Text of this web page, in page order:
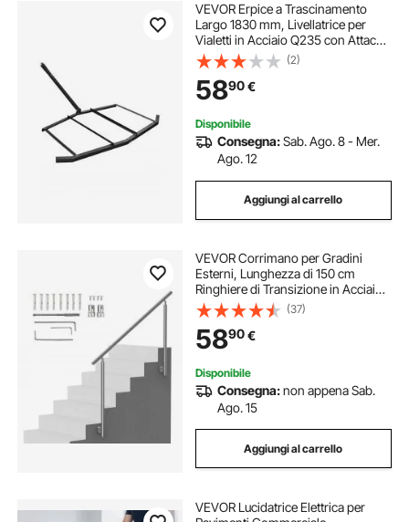
VEVOR Erpice a Trascinamento
Largo 1830 mm, Livellatrice per
Vialetti in Acciaio Q235 con Attacco
a Perno, Livellatrice per Vialetti in
Ghiaia per Trattori da Vialetto ATV,
UTV Giardino
(2)
5890€
Disponibile
Consegna:Sab. Ago. 8 - Mer.
Ago. 12
Aggiungi al carrello
VEVOR Corrimano per Gradini
Esterni, Lunghezza di 150 cm
Ringhiere di Transizione in Acciaio
Inossidabile con Kit di Installazione,
Corrimano per Scale a Doppia
Colonna per Anziani, Montaggio
Laterale
(37)
5890€
Disponibile
Consegna:non appena Sab.
Ago. 15
Aggiungi al carrello
VEVOR Lucidatrice Elettrica per